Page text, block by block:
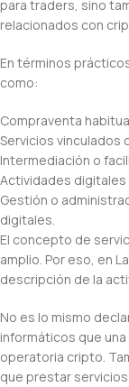
para traders, sino
relacionados con
En términos
como:
Compraventa
Servicios vinculados
Intermediación o
Actividades
Gestión o
digitales.
El concepto de
amplio. Por eso, en
descripción de la
No es lo mismo
informáticos que
operatoria cripto.
que prestar